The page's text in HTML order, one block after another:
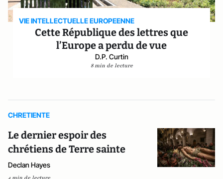
VIE INTELLECTUELLE EUROPEENNE
Cette République des lettres que
l’Europe a perdu de vue
D.P. Curtin
8 min de lecture
CHRETIENTE
Le dernier espoir des
chrétiens de Terre sainte
Declan Hayes